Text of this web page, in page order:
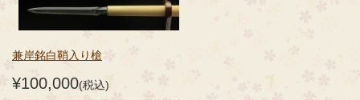
兼岸銘白鞘入り槍
¥100,000(税込)